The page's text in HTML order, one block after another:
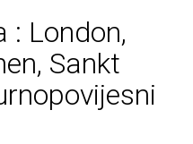
: London,
Sankt